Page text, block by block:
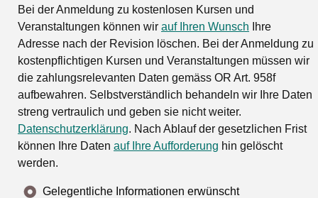
Bei der Anmeldung zu kostenlosen Kursen und
Veranstaltungen können wir auf Ihren Wunsch Ihre
Adresse nach der Revision löschen. Bei der Anmeldung zu
kostenpflichtigen Kursen und Veranstaltungen müssen wir
die zahlungsrelevanten Daten gemäss OR Art. 958f
aufbewahren. Selbstverständlich behandeln wir Ihre Daten
streng vertraulich und geben sie nicht weiter.
Datenschutzerklärung. Nach Ablauf der gesetzlichen Frist
können Ihre Daten auf Ihre Aufforderung hin gelöscht
werden.
Gelegentliche Informationen erwünscht